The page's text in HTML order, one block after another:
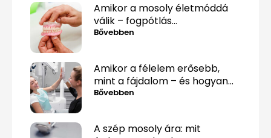
Amikor a mosoly életmóddá
válik – fogpótlás
közérthetően, tabuk nélkül
Bővebben
Amikor a félelem erősebb,
mint a fájdalom – és hogyan
lehet mégis túllépni rajta
Bővebben
A szép mosoly ára: mit